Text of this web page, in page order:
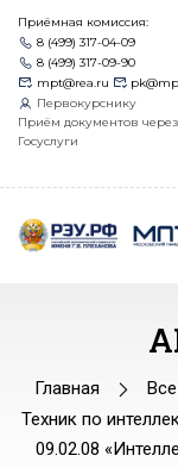
Приёмная комиссия:
8 (499) 317-04-09
8 (499) 317-09-90
mpt@rea.ru
Первокурснику
Приём документов через
Госуслуги
Главная
Техник по
09.02.08